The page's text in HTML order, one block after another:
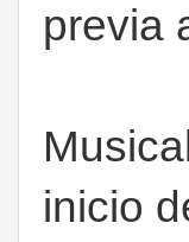
previa
inicio